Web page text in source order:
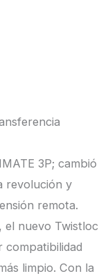
3P; cambió
revolución y
remota.
el nuevo Twistloc
compatibilidad
limpio. Con la